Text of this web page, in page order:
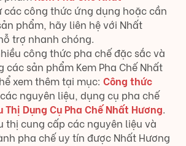
các công thức ứng dụng hoặc cần
phẩm, hãy liên hệ với Nhất
trợ nhanh chóng.
công thức pha chế đặc sắc và
các sản phẩm Kem Pha Chế Nhất
xem thêm tại mục: Công thức
nguyên liệu, dụng cụ pha chế
Thị Dụng Cụ Pha Chế Nhất Hương.
thị cung cấp các nguyên liệu và
pha chế uy tín được Nhất Hương